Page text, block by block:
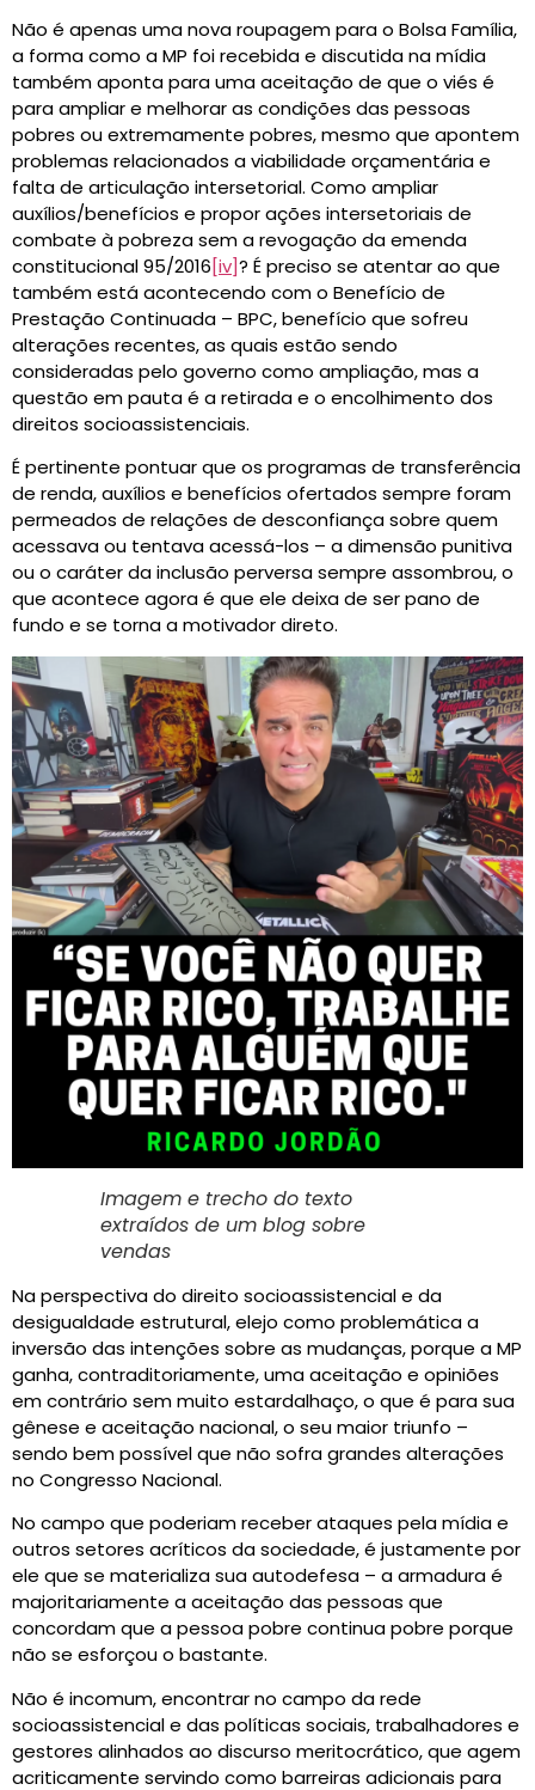
Não é apenas uma nova roupagem para o Bolsa Família,
a forma como a MP foi recebida e discutida na mídia
também aponta para uma aceitação de que o viés é
para ampliar e melhorar as condições das pessoas
pobres ou extremamente pobres, mesmo que apontem
problemas relacionados a viabilidade orçamentária e
falta de articulação intersetorial. Como ampliar
auxílios/benefícios e propor ações intersetoriais de
combate à pobreza sem a revogação da emenda
constitucional 95/2016[iv]? É preciso se atentar ao que
também está acontecendo com o Benefício de
Prestação Continuada – BPC, benefício que sofreu
alterações recentes, as quais estão sendo
consideradas pelo governo como ampliação, mas a
questão em pauta é a retirada e o encolhimento dos
direitos socioassistenciais.
É pertinente pontuar que os programas de transferência
de renda, auxílios e benefícios ofertados sempre foram
permeados de relações de desconfiança sobre quem
acessava ou tentava acessá-los – a dimensão punitiva
ou o caráter da inclusão perversa sempre assombrou, o
que acontece agora é que ele deixa de ser pano de
fundo e se torna a motivador direto.
Imagem e trecho do texto
extraídos de um blog sobre
vendas
Na perspectiva do direito socioassistencial e da
desigualdade estrutural, elejo como problemática a
inversão das intenções sobre as mudanças, porque a MP
ganha, contraditoriamente, uma aceitação e opiniões
em contrário sem muito estardalhaço, o que é para sua
gênese e aceitação nacional, o seu maior triunfo –
sendo bem possível que não sofra grandes alterações
no Congresso Nacional.
No campo que poderiam receber ataques pela mídia e
outros setores acríticos da sociedade, é justamente por
ele que se materializa sua autodefesa – a armadura é
majoritariamente a aceitação das pessoas que
concordam que a pessoa pobre continua pobre porque
não se esforçou o bastante.
Não é incomum, encontrar no campo da rede
socioassistencial e das políticas sociais, trabalhadores e
gestores alinhados ao discurso meritocrático, que agem
acriticamente servindo como barreiras adicionais para